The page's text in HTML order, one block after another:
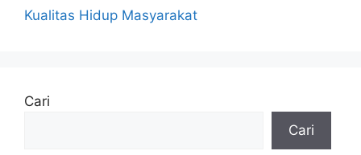
Kualitas Hidup Masyarakat
Cari
Cari